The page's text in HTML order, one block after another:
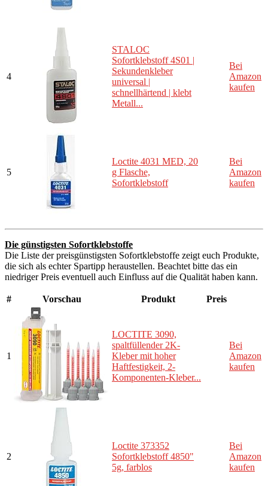
4
STALOC
Sofortklebstoff 4S01 |
Sekundenkleber
universal |
schnellhärtend | klebt
Metall...
Bei
Amazon
kaufen
5
Loctite 4031 MED, 20
g Flasche,
Sofortklebstoff
Bei
Amazon
kaufen
Die günstigsten Sofortklebstoffe
Die Liste der preisgünstigsten Sofortklebstoffe zeigt euch Produkte,
die sich als echter Spartipp heraustellen. Beachtet bitte das ein
niedriger Preis eventuell auch Einfluss auf die Qualität haben kann.
# Vorschau Produkt Preis
1
LOCTITE 3090,
spaltfüllender 2K-
Kleber mit hoher
Haftfestigkeit, 2-
Komponenten-Kleber...
Bei
Amazon
kaufen
2
Loctite 373352
Sofortklebstoff 4850"
5g, farblos
Bei
Amazon
kaufen